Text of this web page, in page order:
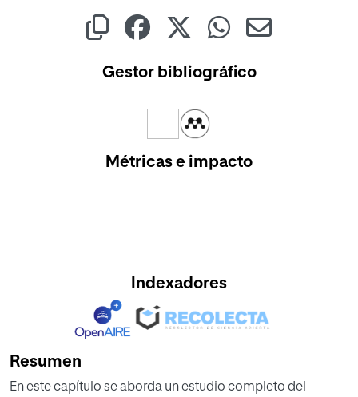
Gestor bibliográfico
Métricas e impacto
Indexadores
Resumen
En este capítulo se aborda un estudio completo del